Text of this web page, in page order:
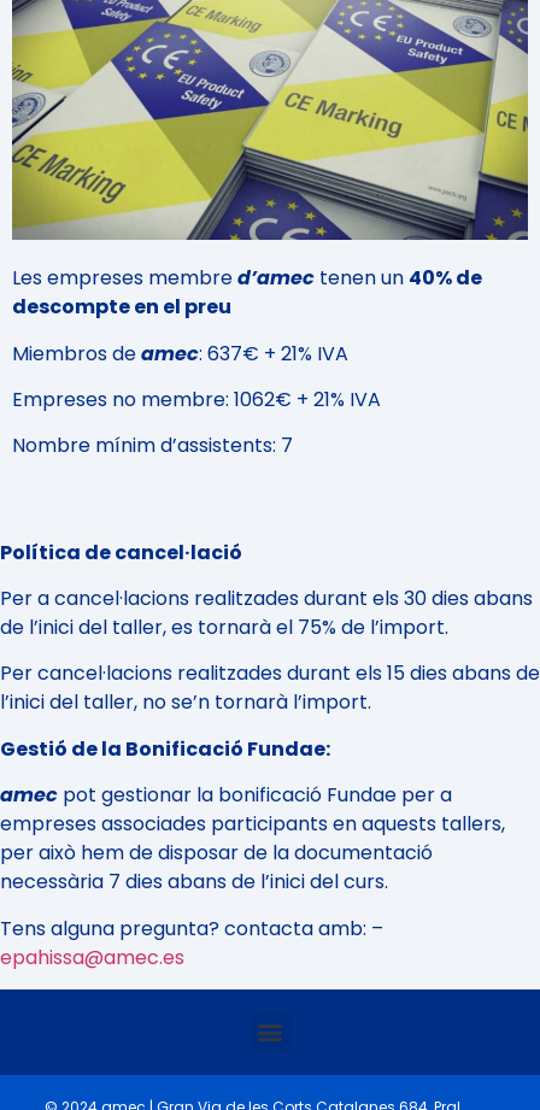
Alexandra V. Abraham
Project Manager del Departamento de Comunicación
Técnica y Técnico de Seguridad de Advanced
Les empreses membred’amec tenen un 40% de
descompte en el preu
Miembros deamec: 637€ + 21% IVA
Empreses no membre: 1062€ + 21% IVA
Nombre mínim d’assistents: 7
Política de cancel·lació
Per a cancel·lacions realitzades durant els 30 dies abans
de l’inici del taller, es tornarà el 75% de l’import.
Per cancel·lacions realitzades durant els 15 dies abans de
l’inici del taller, no se’n tornarà l’import.
Gestió de la Bonificació Fundae:
amec pot gestionar la bonificació Fundae per a
empreses associades participants en aquests tallers,
per això hem de disposar de la documentació
necessària 7 dies abans de l’inici del curs.
Tens alguna pregunta? contacta amb: –
epahissa@amec.es